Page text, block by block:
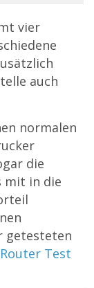
vier
auch
normalen
die
mit in die
getesteten
Router Test